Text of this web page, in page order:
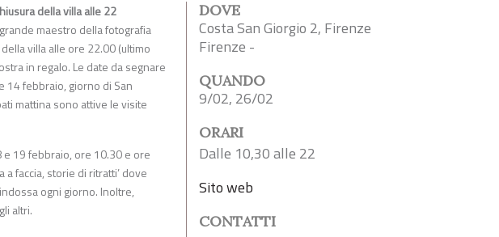
della villa alle 22
maestro della fotografia
villa alle ore 22.00 (ultimo
in regalo. Le date da segnare
14 febbraio, giorno di San
mattina sono attive le visite
e 19 febbraio, ore 10.30 e ore
faccia, storie di ritratti’ dove
ogni giorno. Inoltre,
altri.
DOVE
Costa San Giorgio 2, Firenze
Firenze -
QUANDO
9/02, 26/02
ORARI
Dalle 10,30 alle 22
Sito web
CONTATTI